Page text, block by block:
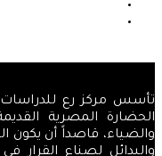
الحضارة المصرية
والضياء، قاصداً أن يكون
والبدائل لصناع القرار